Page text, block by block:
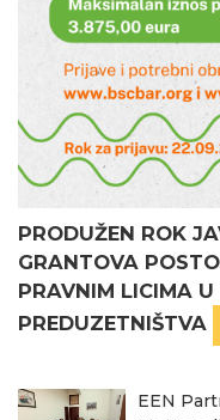
PRODUŽEN ROK
GRANTOVA
PRAVNIM LICIMA
PREDUZETNIŠTVA
EEN